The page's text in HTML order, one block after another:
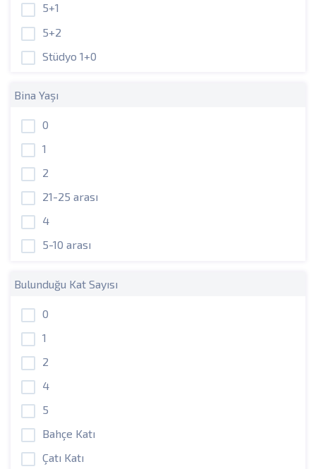
5+1
5+2
Stüdyo 1+0
Bina Yaşı
0
1
2
21-25 arası
4
5-10 arası
Bulunduğu Kat Sayısı
0
1
2
4
5
Bahçe Katı
Çatı Katı